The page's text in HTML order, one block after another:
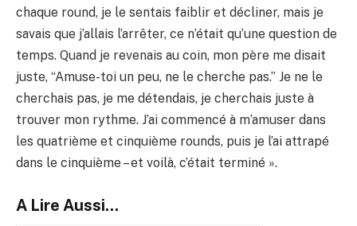
chaque round, je le sentais faiblir et décliner, mais je
savais que j’allais l’arrêter, ce n’était qu’une question de
temps. Quand je revenais au coin, mon père me disait
juste, “Amuse-toi un peu, ne le cherche pas.” Je ne le
cherchais pas, je me détendais, je cherchais juste à
trouver mon rythme. J’ai commencé à m’amuser dans
les quatrième et cinquième rounds, puis je l’ai attrapé
dans le cinquième – et voilà, c’était terminé ».
A Lire Aussi...